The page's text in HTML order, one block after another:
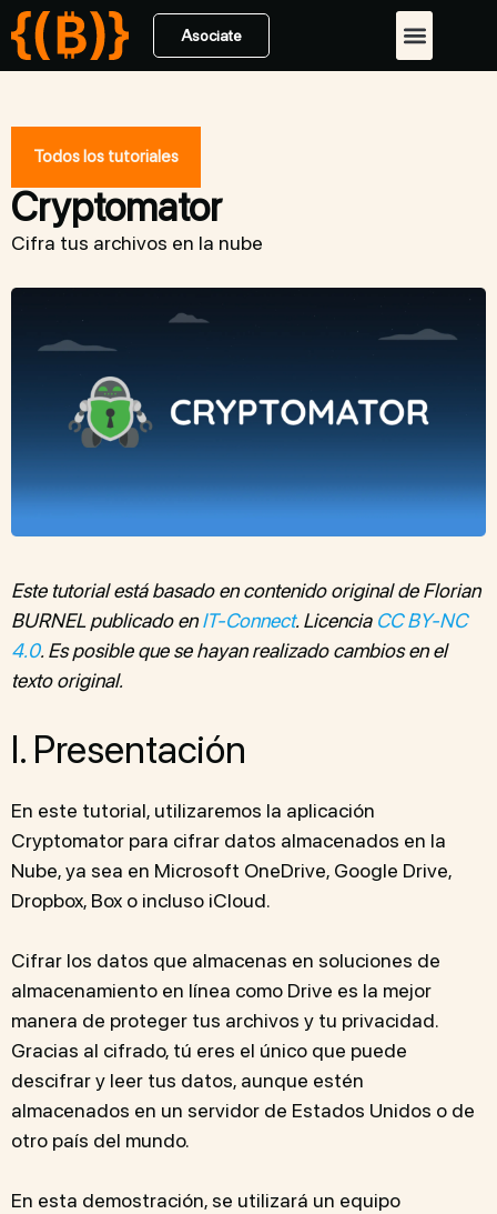
Asociate
Todos los tutoriales
Cryptomator
Cifra tus archivos en la nube
Este tutorial está basado en contenido original de Florian
BURNEL publicado enIT-Connect. Licencia CC BY-NC
4.0. Es posible que se hayan realizado cambios en el
texto original.
I. Presentación
En este tutorial, utilizaremos la aplicación
Cryptomator para cifrar datos almacenados en la
Nube, ya sea en Microsoft OneDrive, Google Drive,
Dropbox, Box o incluso iCloud.
Cifrar los datos que almacenas en soluciones de
almacenamiento en línea como Drive es la mejor
manera de proteger tus archivos y tu privacidad.
Gracias al cifrado, tú eres el único que puede
descifrar y leer tus datos, aunque estén
almacenados en un servidor de Estados Unidos o de
otro país del mundo.
En esta demostración, se utilizará un equipo